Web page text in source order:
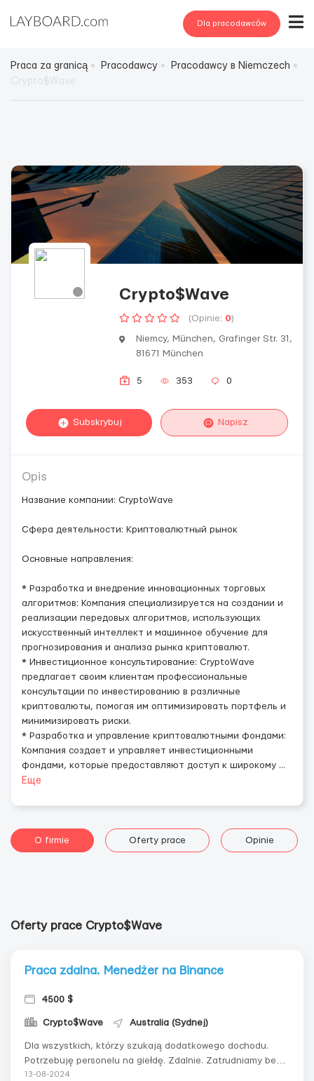
Dla pracodawców
Praca za granicą Pracodawcy
Pracodawcy в Niemczech
Crypto$Wave
(Opinie: 0)
Niemcy, München, Grafinger Str. 31,
81671 München
5 353 0
Subskrybuj Napisz
Opis
Название компании: CryptoWave
Сфера деятельности: Криптовалютный рынок
Основные направления:
* Разработка и внедрение инновационных торговых
алгоритмов: Компания специализируется на создании и
реализации передовых алгоритмов, использующих
искусственный интеллект и машинное обучение для
прогнозирования и анализа рынка криптовалют.
* Инвестиционное консультирование: CryptoWave
предлагает своим клиентам профессиональные
консультации по инвестированию в различные
криптовалюты, помогая им оптимизировать портфель и
минимизировать риски.
* Разработка и управление криптовалютными фондами:
Компания создает и управляет инвестиционными
фондами, которые предоставляют доступ к широкому ...
Еще
O firmie Oferty prace Opinie
Oferty prace Crypto$Wave
Praca zdalna. Menedżer na Binance
4500 $
Crypto$Wave Australia (Sydnej)
Dla wszystkich, którzy szukają dodatkowego dochodu.
Potrzebuję personelu na giełdę. Zdalnie. Zatrudniamy bez
doświadczenia, wszystkiego nauczymy. Praca na
13-08-2024